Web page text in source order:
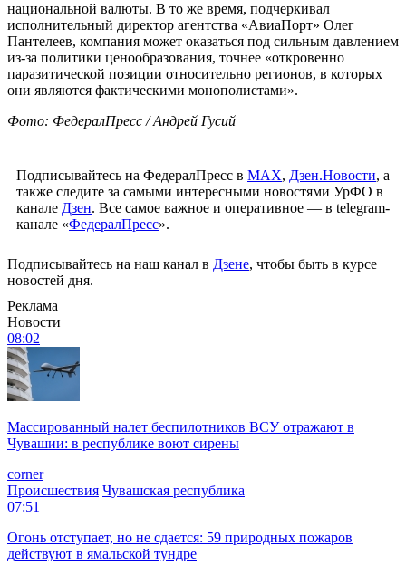
национальной валюты. В то же время, подчеркивал
исполнительный директор агентства «АвиаПорт» Олег
Пантелеев, компания может оказаться под сильным давлением
из-за политики ценообразования, точнее «откровенно
паразитической позиции относительно регионов, в которых
они являются фактическими монополистами».
Фото: ФедералПресс / Андрей Гусий
Подписывайтесь на ФедералПресс в МАХ, Дзен.Новости, а
также следите за самыми интересными новостями УрФО в
канале Дзен. Все самое важное и оперативное — в telegram-
канале «ФедералПресс».
Подписывайтесь на наш канал в Дзене, чтобы быть в курсе
новостей дня.
Реклама
Новости
08:02
Массированный налет беспилотников ВСУ отражают в
Чувашии: в республике воют сирены
corner
Происшествия Чувашская республика
07:51
Огонь отступает, но не сдается: 59 природных пожаров
действуют в ямальской тундре